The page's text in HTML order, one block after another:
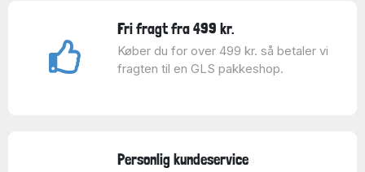
Fri fragt fra 499 kr.
Køber du for over 499 kr. så betaler vi
fragten til en GLS pakkeshop.
Personlig kundeservice